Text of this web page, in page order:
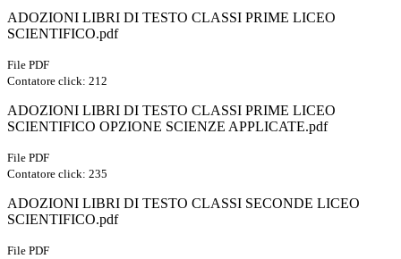
ADOZIONI LIBRI DI TESTO CLASSI PRIME LICEO
SCIENTIFICO.pdf
File PDF
Contatore click: 212
ADOZIONI LIBRI DI TESTO CLASSI PRIME LICEO
SCIENTIFICO OPZIONE SCIENZE APPLICATE.pdf
File PDF
Contatore click: 235
ADOZIONI LIBRI DI TESTO CLASSI SECONDE LICEO
SCIENTIFICO.pdf
File PDF